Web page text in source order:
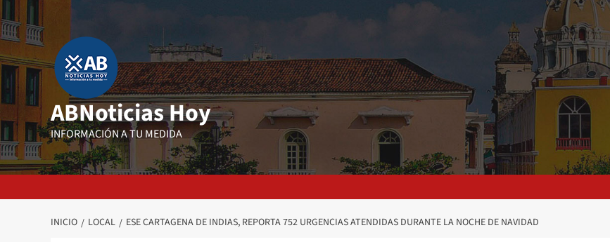
al
contenido
ABNoticias Hoy
INFORMACIÓN A TU MEDIDA
INICIO LOCAL ESE CARTAGENA DE INDIAS, REPORTA 752 URGENCIAS ATENDIDAS DURANTE LA NOCHE DE NAVIDAD